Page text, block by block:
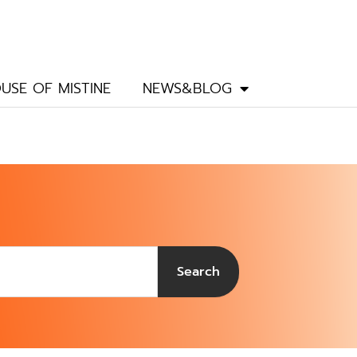
OF MISTINE NEWS&BLOG
Search